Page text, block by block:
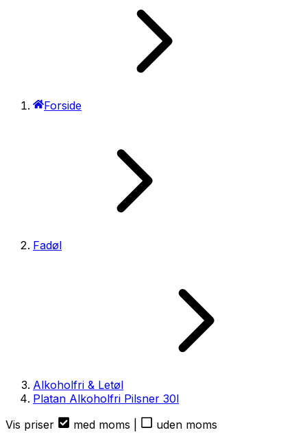
Forside
Fadøl
Alkoholfri & Letøl
Platan Alkoholfri Pilsner 30l
Vis priser
med moms
uden moms